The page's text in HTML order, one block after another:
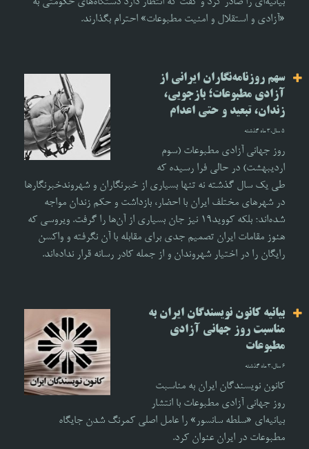
«آزادی و استقلال و امنیت مطبوعات» احترام بگذارند.
سهم روزنامه‌نگاران ایرانی از
آزادی مطبوعات؛ بازجویی،
زندان، تبعید و حتی اعدام
5 سال،3 ماه گذشته
روز جهانی آزادی مطبوعات (سوم
اردیبهشت) در حالی فرا رسیده که
طی یک سال گذشته نه تنها بسیاری از خبرنگاران و شهروندخبرنگارها
در شهرهای مختلف ایران با احضار، بازداشت و حکم زندان مواجه
شده‌اند؛ بلکه کووید۱۹ نیز جان بسیاری از آن‌ها را گرفت. ویروسی که
هنوز مقامات ایران تصمیم جدی برای مقابله با آن نگرفته‌ و واکسن
رایگان را در اختیار شهروندان و از جمله کادر رسانه قرار نداده‌اند.
بیانیه کانون نویسندگان ایران به
مناسبت روز جهانی آزادی
مطبوعات
6 سال،3 ماه گذشته
کانون نویسندگان ایران به مناسبت
روز جهانی آزادی مطبوعات با انتشار
بیانیه‌ای «سلطه‌ سانسور» را عامل اصلی کمرنگ شدن جایگاه
مطبوعات در ایران عنوان کرد.